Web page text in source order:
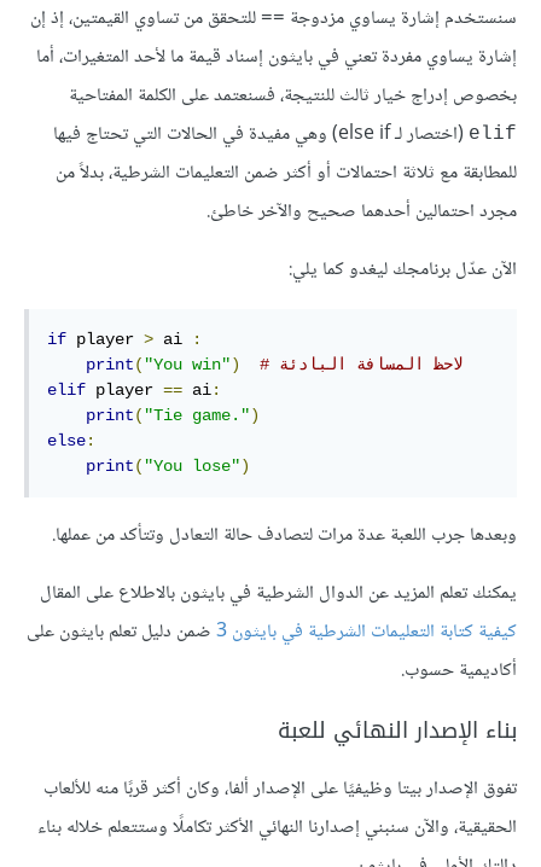
سنستخدم إشارة يساوي مزدوجة == للتحقق من تساوي القيمتين، إذ إن
إشارة يساوي مفردة تعني في بايثون إسناد قيمة ما لأحد المتغيرات، أما
بخصوص إدراج خيار ثالث للنتيجة، فسنعتمد على الكلمة المفتاحية
elif
(اختصار لـ else if) وهي مفيدة في الحالات التي تحتاج فيها
للمطابقة مع ثلاثة احتمالات أو أكثر ضمن التعليمات الشرطية، بدلاً من
مجرد احتمالين أحدهما صحيح والآخر خاطئ.
الآن عدّل برنامجك ليغدو كما يلي:
if player > ai
:
print( "You win")
# لاحظ المسافة البادئة
elif player == ai:
print( "Tie game.")
else:
print( "You lose")
وبعدها جرب اللعبة عدة مرات لتصادف حالة التعادل وتتأكد من عملها.
يمكنك تعلم المزيد عن الدوال الشرطية في بايثون بالاطلاع على المقال
كيفية كتابة التعليمات الشرطية في بايثون 3
ضمن دليل تعلم بايثون على
أكاديمية حسوب.
بناء الإصدار النهائي للعبة
تفوق الإصدار بيتا وظيفيًا على الإصدار ألفا، وكان أكثر قربًا منه للألعاب
الحقيقية، والآن سنبني إصدارنا النهائي الأكثر تكاملًا وستتعلم خلاله بناء